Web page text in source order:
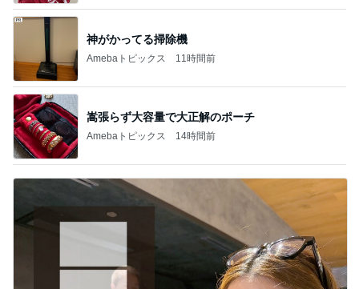
神がかってる掃除機
Amebaトピックス 11時間前
嵩張らず大容量で大正解のポーチ
Amebaトピックス 14時間前